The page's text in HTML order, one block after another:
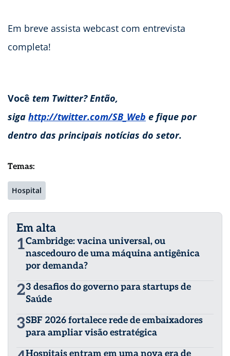
Em breve assista webcast com entrevista
completa!
Você tem Twitter? Então,
siga http://twitter.com/SB_Web e fique por
dentro das principais notícias do setor.
Temas:
Hospital
Em alta
1Cambridge: vacina universal, ou
nascedouro de uma máquina antigênica
por demanda?
23 desafios do governo para startups de
Saúde
3SBF 2026 fortalece rede de embaixadores
para ampliar visão estratégica
Hospitais entram em uma nova era de